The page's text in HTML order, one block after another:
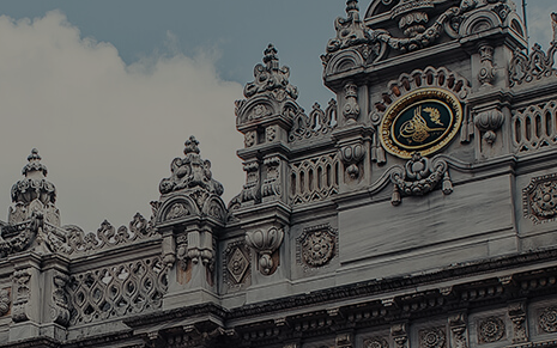
TÜMÜ
PERLA DEL
MARE
Gulet 42 m
€ 9.250 / Gün
BILIZ
Gulet 24 m
€ 2.250 / Gün